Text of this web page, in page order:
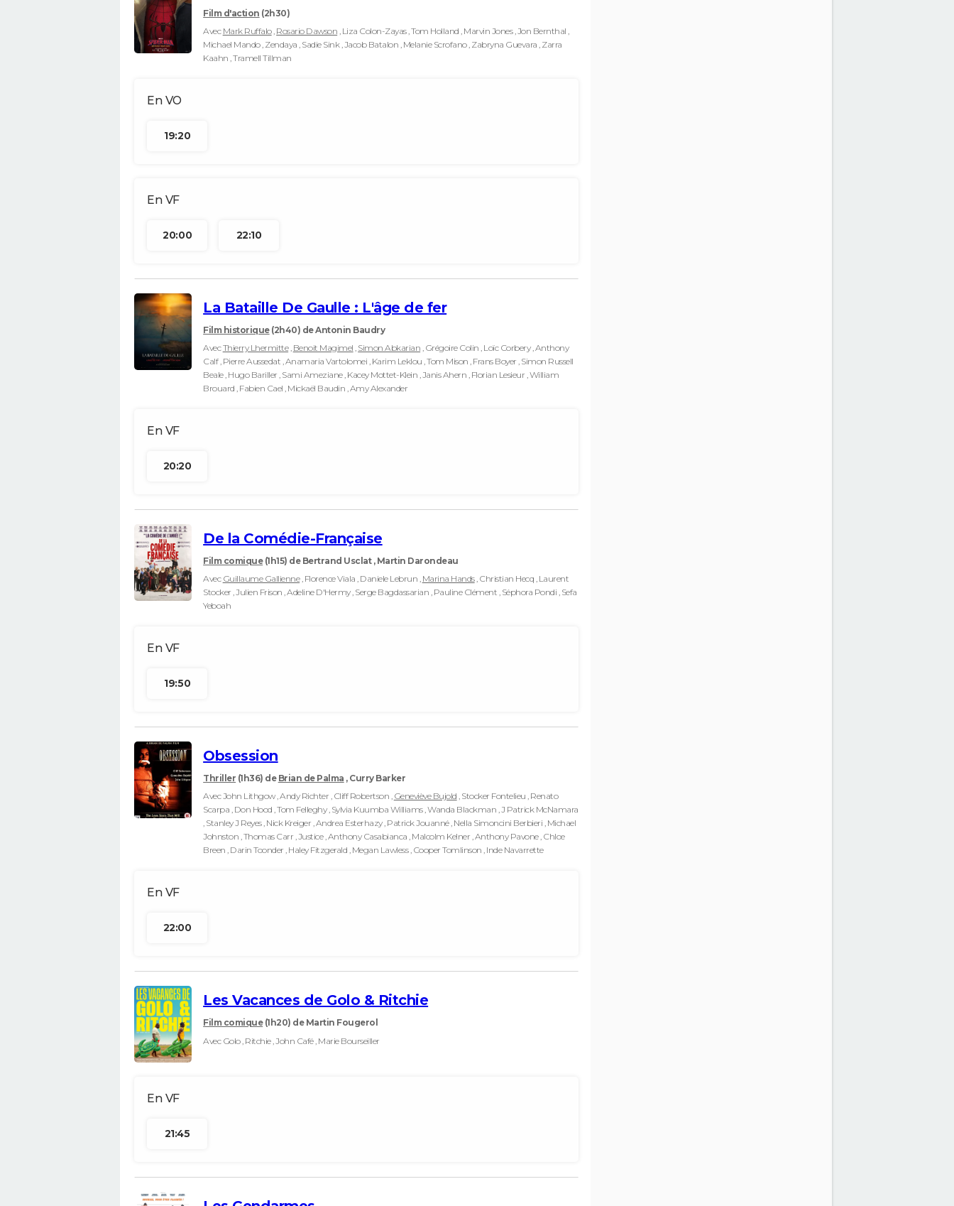
Film d'action (2h30)
Avec Mark Ruffalo, Rosario Dawson , Liza Colon-Zayas , Tom Holland , Marvin Jones , Jon Bernthal ,
Michael Mando , Zendaya , Sadie Sink , Jacob Batalon , Melanie Scrofano , Zabryna Guevara , Zarra
Kaahn , Tramell Tillman
19:20
20:00 22:10
La Bataille De Gaulle : L'âge de fer
Film historique (2h40) de Antonin Baudry
AvecThierry Lhermitte, Benoit Magimel Simon Abkarian , Grégoire Colin , Loïc Corbery , Anthony
Calf , Pierre Aussedat , Anamaria Vartolomei , Karim Leklou , Tom Mison , Frans Boyer , Simon Russell
Beale , Hugo Bariller , Sami Ameziane , Kacey Mottet-Klein , Janis Ahern , Florian Lesieur , William
Brouard , Fabien Cael , Mickaël Baudin , Amy Alexander
20:20
De la Comédie-Française
Film comique (1h15) de Bertrand Usclat , Martin Darondeau
Avec Guillaume Gallienne, Florence Viala , Daniele Lebrun , Marina Hands, Christian Hecq , Laurent
Stocker , Julien Frison , Adeline D'Hermy , Serge Bagdassarian , Pauline Clément , Séphora Pondi , Sefa
Yeboah
19:50
Obsession
Thriller (1h36) de Brian de Palma , Curry Barker
Avec John Lithgow , Andy Richter , Cliff Robertson , Geneviève Bujold , Stocker Fontelieu , Renato
Scarpa , Don Hood , Tom Felleghy , Sylvia Kuumba Williams , Wanda Blackman , J Patrick McNamara
, Stanley J Reyes , Nick Kreiger , Andrea Esterhazy , Patrick Jouanné , Nella Simoncini Berbieri , Michael
Johnston , Thomas Carr , Justice , Anthony Casabianca , Malcolm Kelner , Anthony Pavone , Chloe
Breen , Darin Toonder , Haley Fitzgerald , Megan Lawless , Cooper Tomlinson , Inde Navarrette
22:00
Les Vacances de Golo & Ritchie
Film comique (1h20) de Martin Fougerol
Avec Golo , Ritchie , John Café , Marie Bourseiller
21:45